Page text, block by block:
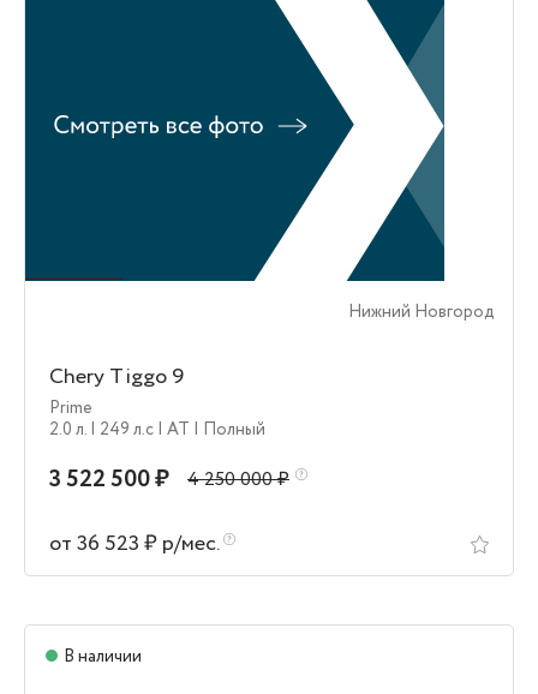
Нижний Новгород
Chery Tiggo 9
Prime
2.0 л. | 249 л.c | AT | Полный
3 522 500 ₽ 4 250 000 ₽
от 36 523 ₽ р/мес.
В наличии